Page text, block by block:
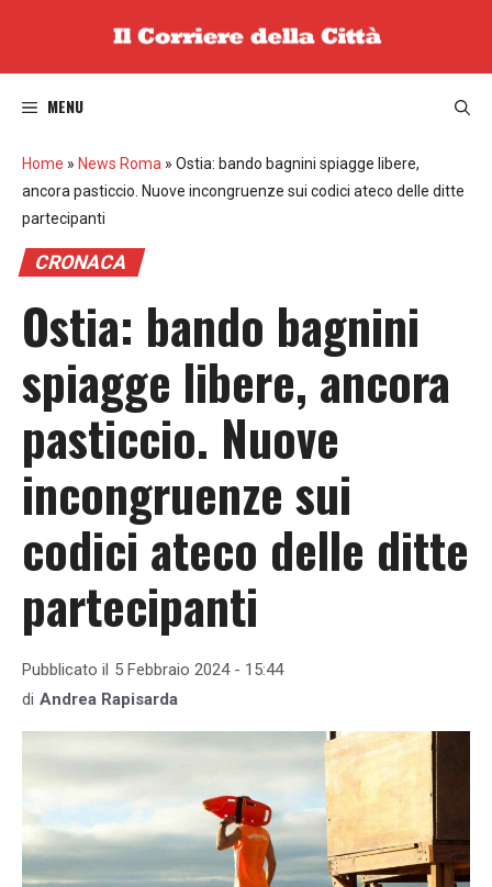
MENU
Home » News Roma » Ostia: bando bagnini spiagge libere,
ancora pasticcio. Nuove incongruenze sui codici ateco delle ditte
partecipanti
CRONACA
Ostia: bando bagnini
spiagge libere, ancora
pasticcio. Nuove
incongruenze sui
codici ateco delle ditte
partecipanti
Pubblicato il 5 Febbraio 2024 - 15:44
di Andrea Rapisarda